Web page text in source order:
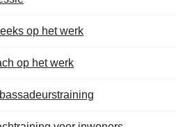
op het werk
op het werk